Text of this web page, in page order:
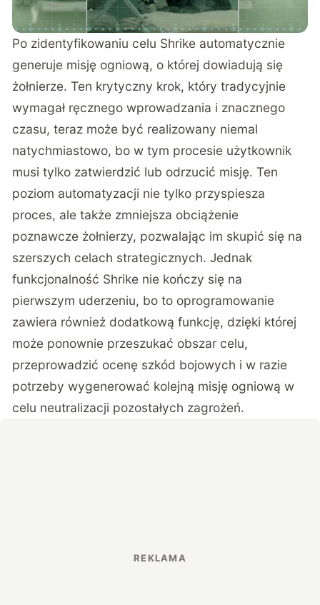
Po zidentyfikowaniu celu Shrike automatycznie
generuje misję ogniową, o której dowiadują się
żołnierze. Ten krytyczny krok, który tradycyjnie
wymagał ręcznego wprowadzania i znacznego
czasu, teraz może być realizowany niemal
natychmiastowo, bo w tym procesie użytkownik
musi tylko zatwierdzić lub odrzucić misję. Ten
poziom automatyzacji nie tylko przyspiesza
proces, ale także zmniejsza obciążenie
poznawcze żołnierzy, pozwalając im skupić się na
szerszych celach strategicznych. Jednak
funkcjonalność Shrike nie kończy się na
pierwszym uderzeniu, bo to oprogramowanie
zawiera również dodatkową funkcję, dzięki której
może ponownie przeszukać obszar celu,
przeprowadzić ocenę szkód bojowych i w razie
potrzeby wygenerować kolejną misję ogniową w
celu neutralizacji pozostałych zagrożeń.